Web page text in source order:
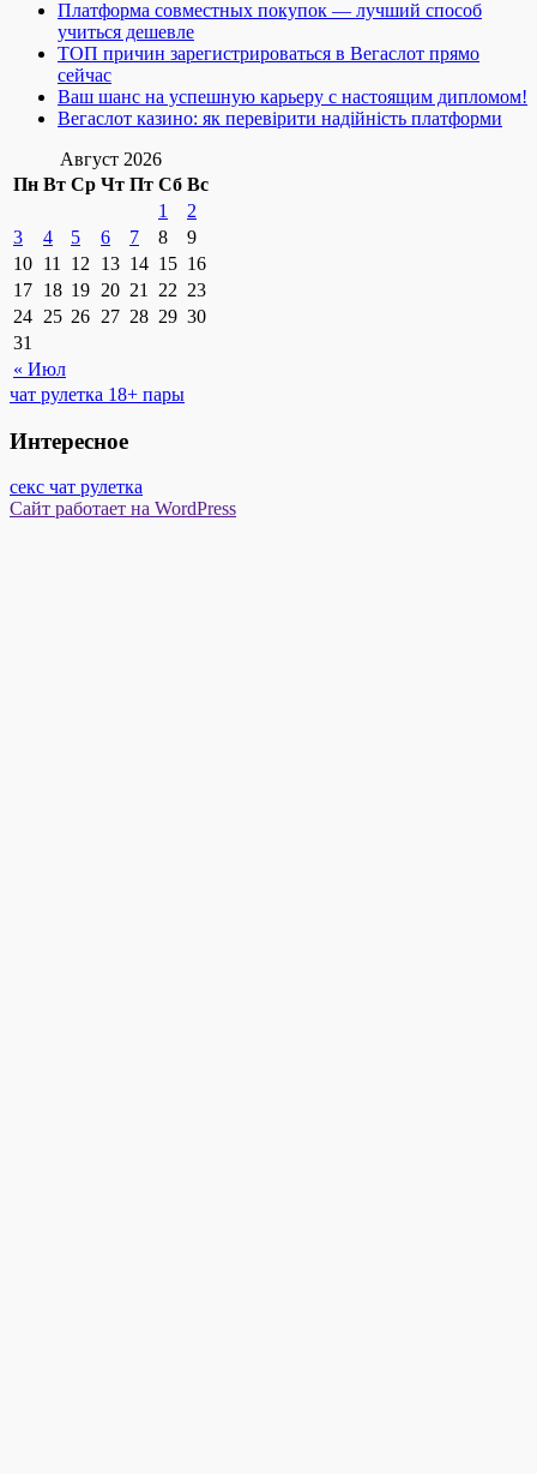
Платформа совместных покупок — лучший способ
учиться дешевле
ТОП причин зарегистрироваться в Вегаслот прямо
сейчас
Ваш шанс на успешную карьеру с настоящим дипломом!
Вегаслот казино: як перевірити надійність платформи
Август 2026
Пн Вт Ср Чт Пт Сб Вс
« Июл
1
2
3
4 5 6 7 8
9
10 11 12 13 14 15 16
17 18 19 20 21 22 23
24 25 26 27 28 29 30
31
чат рулетка 18+ пары
Интересное
секс чат рулетка
Сайт работает на WordPress